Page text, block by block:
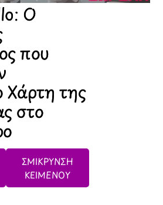
Ο
που
Χάρτη της
στο
ΣΜΙΚΡΥΝΣΗ
ΚΕΙΜΕΝΟΥ